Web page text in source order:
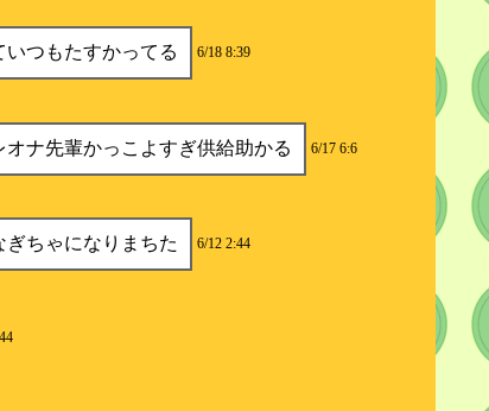
つもたすかってる 6/18 8:39
ナ先輩かっこよすぎ供給助かる 6/17 6:6
ちゃになりまちた 6/12 2:44